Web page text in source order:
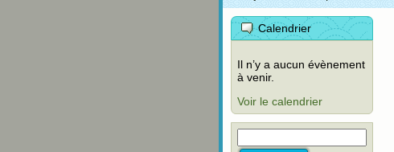
Calendrier
Il n’y a aucun évènement
à venir.
Voir le calendrier